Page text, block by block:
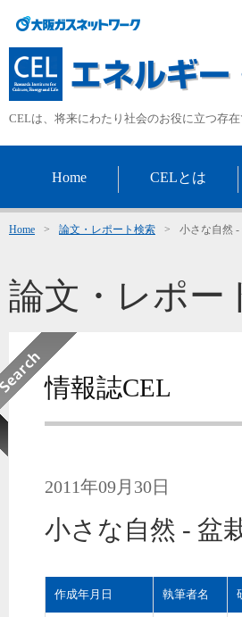
CELは、将来にわたり社会のお役に立つ存
Home CELとは
Home > 論文・レポート検索 > 小さな自然
論文・レポー
情報誌CEL
2011年09月30日
小さな自然 - 盆
作成年月日 執筆者名